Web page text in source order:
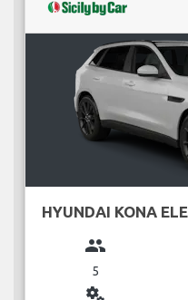
HYUNDAI KONA
group
5
miscellaneous_services